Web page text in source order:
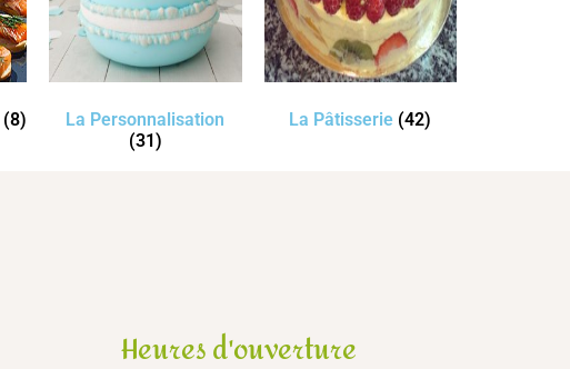
(8)
La Personnalisation
(31)
La Pâtisserie (42)
Heures d'ouverture